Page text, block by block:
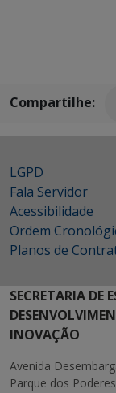
Compartilhe:
LGPD
Fala Servidor
Acessibilidade
Ordem
Planos de
SECRETARIA DE
INOVAÇÃO
Avenida
Parque dos